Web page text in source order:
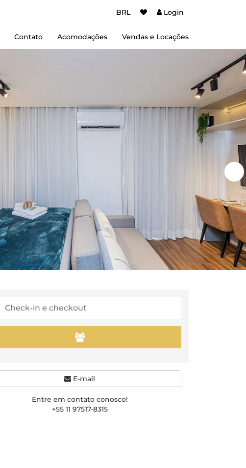
BRL Login
Contato Acomodações Vendas e Locações
E-mail
Entre em contato conosco!
+55 11 97517-8315